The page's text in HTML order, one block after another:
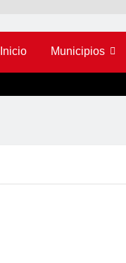
Inicio Municipios